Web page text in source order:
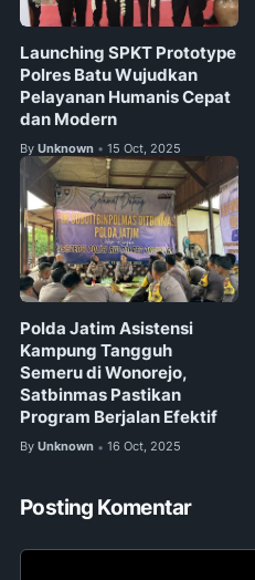
Launching SPKT Prototype
Polres Batu Wujudkan
Pelayanan Humanis Cepat
dan Modern
By Unknown • 15 Oct, 2025
Polda Jatim Asistensi
Kampung Tangguh
Semeru di Wonorejo,
Satbinmas Pastikan
Program Berjalan Efektif
By Unknown • 16 Oct, 2025
Posting Komentar